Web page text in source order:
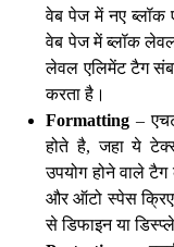
वेब पेज में नए ब्लॉक
वेब पेज में ब्लॉक
लेवल एलिमेंट टैग
करता है।
Formatting –
होते है, जहा ये
उपयोग होने वाले
और ऑटो स्पेस
से डिफाइन या